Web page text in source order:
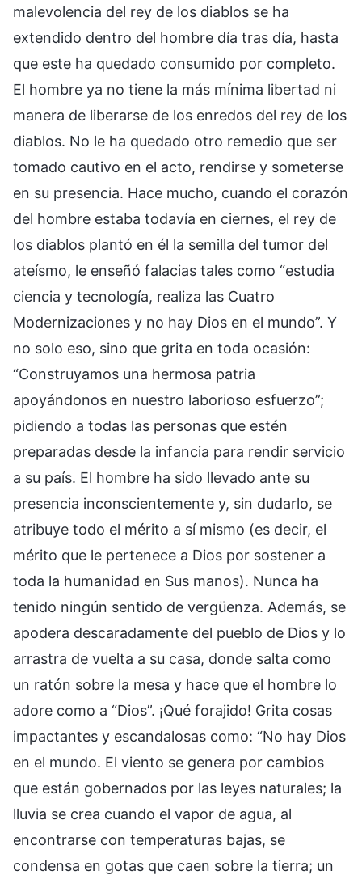
malevolencia del rey de los diablos se ha
extendido dentro del hombre día tras día, hasta
que este ha quedado consumido por completo.
El hombre ya no tiene la más mínima libertad ni
manera de liberarse de los enredos del rey de los
diablos. No le ha quedado otro remedio que ser
tomado cautivo en el acto, rendirse y someterse
en su presencia. Hace mucho, cuando el corazón
del hombre estaba todavía en ciernes, el rey de
los diablos plantó en él la semilla del tumor del
ateísmo, le enseñó falacias tales como “estudia
ciencia y tecnología, realiza las Cuatro
Modernizaciones y no hay Dios en el mundo”. Y
no solo eso, sino que grita en toda ocasión:
“Construyamos una hermosa patria
apoyándonos en nuestro laborioso esfuerzo”;
pidiendo a todas las personas que estén
preparadas desde la infancia para rendir servicio
a su país. El hombre ha sido llevado ante su
presencia inconscientemente y, sin dudarlo, se
atribuye todo el mérito a sí mismo (es decir, el
mérito que le pertenece a Dios por sostener a
toda la humanidad en Sus manos). Nunca ha
tenido ningún sentido de vergüenza. Además, se
apodera descaradamente del pueblo de Dios y lo
arrastra de vuelta a su casa, donde salta como
un ratón sobre la mesa y hace que el hombre lo
adore como a “Dios”. ¡Qué forajido! Grita cosas
impactantes y escandalosas como: “No hay Dios
en el mundo. El viento se genera por cambios
que están gobernados por las leyes naturales; la
lluvia se crea cuando el vapor de agua, al
encontrarse con temperaturas bajas, se
condensa en gotas que caen sobre la tierra; un